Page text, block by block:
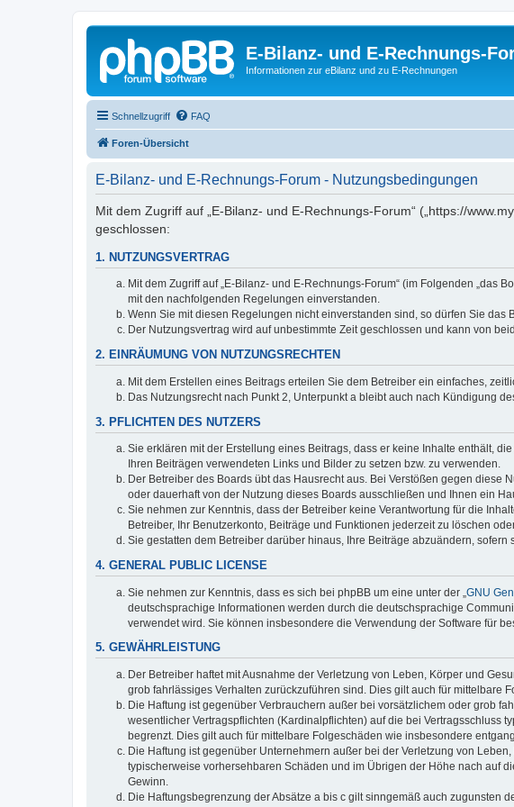
E-Bilanz- und E-Rechnungs-
Informationen zur eBilanz und zu E-Rechnungen
Schnellzugriff FAQ
Foren-Übersicht
E-Bilanz- und E-Rechnungs-Forum - Nutzungsbedingungen
Mit dem Zugriff auf „E-Bilanz- und E-Rechnungs-Forum“ („https://
geschlossen:
1. NUTZUNGSVERTRAG
Mit dem Zugriff auf „E-Bilanz- und E-Rechnungs-Forum“ (im Folgenden „das
mit den nachfolgenden Regelungen einverstanden.
Wenn Sie mit diesen Regelungen nicht einverstanden sind, so dürfen Sie
Der Nutzungsvertrag wird auf unbestimmte Zeit geschlossen und kann von
2. EINRÄUMUNG VON NUTZUNGSRECHTEN
Mit dem Erstellen eines Beitrags erteilen Sie dem Betreiber ein einfaches,
Das Nutzungsrecht nach Punkt 2, Unterpunkt a bleibt auch nach Kündigung
3. PFLICHTEN DES NUTZERS
Sie erklären mit der Erstellung eines Beitrags, dass er keine Inhalte enthält,
Ihren Beiträgen verwendeten Links und Bilder zu setzen bzw. zu verwenden.
Der Betreiber des Boards übt das Hausrecht aus. Bei Verstößen gegen
oder dauerhaft von der Nutzung dieses Boards ausschließen und Ihnen ein
Sie nehmen zur Kenntnis, dass der Betreiber keine Verantwortung für die
Betreiber, Ihr Benutzerkonto, Beiträge und Funktionen jederzeit zu löschen
Sie gestatten dem Betreiber darüber hinaus, Ihre Beiträge abzuändern,
4. GENERAL PUBLIC LICENSE
Sie nehmen zur Kenntnis, dass es sich bei phpBB um eine unter der „ GNU
deutschsprachige Informationen werden durch die deutschsprachige
verwendet wird. Sie können insbesondere die Verwendung der Software für
5. GEWÄHRLEISTUNG
Der Betreiber haftet mit Ausnahme der Verletzung von Leben, Körper und
grob fahrlässiges Verhalten zurückzuführen sind. Dies gilt auch für mittelbare
Die Haftung ist gegenüber Verbrauchern außer bei vorsätzlichem oder grob
wesentlicher Vertragspflichten (Kardinalpflichten) auf die bei Vertragsschluss
begrenzt. Dies gilt auch für mittelbare Folgeschäden wie insbesondere
Die Haftung ist gegenüber Unternehmern außer bei der Verletzung von
typischerweise vorhersehbaren Schäden und im Übrigen der Höhe nach auf
Gewinn.
Die Haftungsbegrenzung der Absätze a bis c gilt sinngemäß auch zugunsten